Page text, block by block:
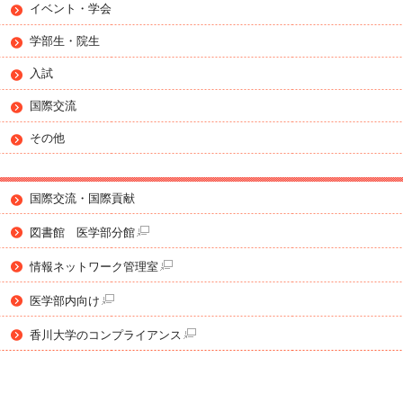
イベント・学会
学部生・院生
入試
国際交流
その他
国際交流・国際貢献
図書館 医学部分館
情報ネットワーク管理室
医学部内向け
香川大学のコンプライアンス